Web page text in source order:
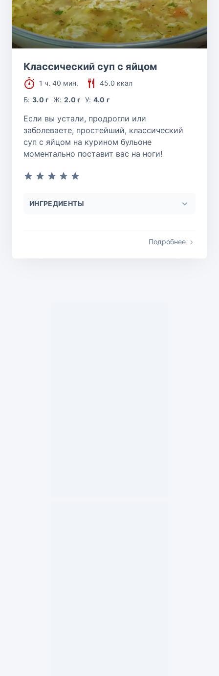
Классический суп с яйцом
1 ч. 40 мин.
45.0 ккал
Б:3.0 г Ж: 2.0 г У: 4.0 г
Если вы устали, продрогли или
заболеваете, простейший, классический
суп с яйцом на курином бульоне
моментально поставит вас на ноги!
ИНГРЕДИЕНТЫ
Подробнее